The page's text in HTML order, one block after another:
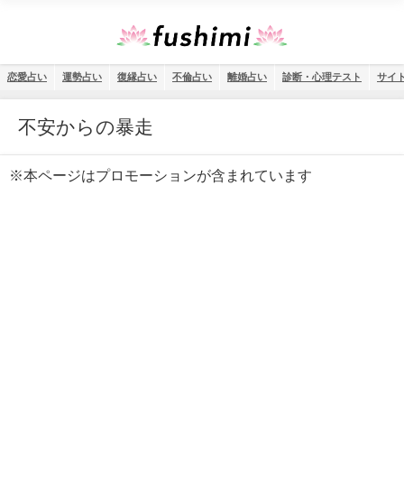
恋愛占い 運勢占い 復縁占い 不倫占い 離婚占い 診断・心理テスト サイ
不安からの暴走
※本ページはプロモーションが含まれています